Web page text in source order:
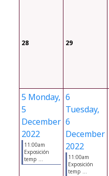
28 29
5 Monday,
5
December
2022
11:00am
Exposición
temp ...
6
Tuesday,
6
December
2022
11:00am
Exposición
temp ...